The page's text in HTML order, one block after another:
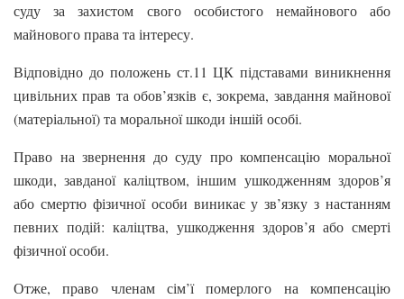
суду за захистом свого особистого немайнового або
майнового права та інтересу.
Відповідно до положень ст.11 ЦК підставами виникнення
цивільних прав та обов’язків є, зокрема, завдання майнової
(матеріальної) та моральної шкоди іншій особі.
Право на звернення до суду про компенсацію моральної
шкоди, завданої каліцтвом, іншим ушкодженням здоров’я
або смертю фізичної особи виникає у зв’язку з настанням
певних подій: каліцтва, ушкодження здоров’я або смерті
фізичної особи.
Отже, право членам сім’ї померлого на компенсацію